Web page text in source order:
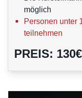
möglich
Personen unter
teilnehmen
PREIS: 130€